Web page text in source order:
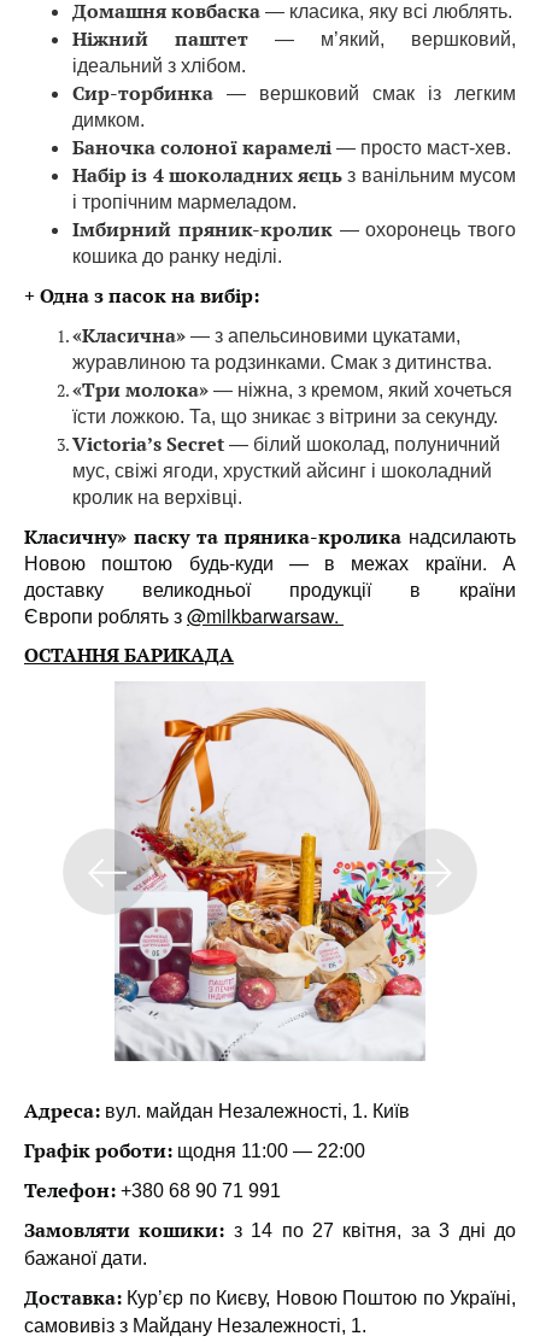
Домашня ковбаска — класика, яку всі люблять.
Ніжний паштет — м’який, вершковий,
ідеальний з хлібом.
Сир-торбинка — вершковий смак із легким
димком.
Баночка солоної карамелі — просто маст-хев.
Набір із 4 шоколадних яєць з ванільним мусом
і тропічним мармеладом.
Імбирний пряник-кролик— охоронець твого
кошика до ранку неділі.
+ Одна з пасок на вибір:
«Класична» — з апельсиновими цукатами,
журавлиною та родзинками. Смак з дитинства.
«Три молока» — ніжна, з кремом, який хочеться
їсти ложкою. Та, що зникає з вітрини за секунду.
Victoria’s Secret — білий шоколад, полуничний
мус, свіжі ягоди, хрусткий айсинг і шоколадний
кролик на верхівці.
Класичну» паску та пряника-кролика надсилають
Новою поштою будь-куди — в межах країни. А
доставку великодньої продукції в країни
Європи роблять з@milkbarwarsaw.
ОСТАННЯ БАРИКАДА
Адреса: вул. майдан Незалежності, 1. Київ
Графік роботи: щодня 11:00 — 22:00
Телефон: +380 68 90 71 991
Замовляти кошики: з 14 по 27 квітня, за 3 дні до
бажаної дати.
Доставка: Кур’єр по Києву, Новою Поштою по Україні,
самовивіз з Майдану Незалежності, 1.